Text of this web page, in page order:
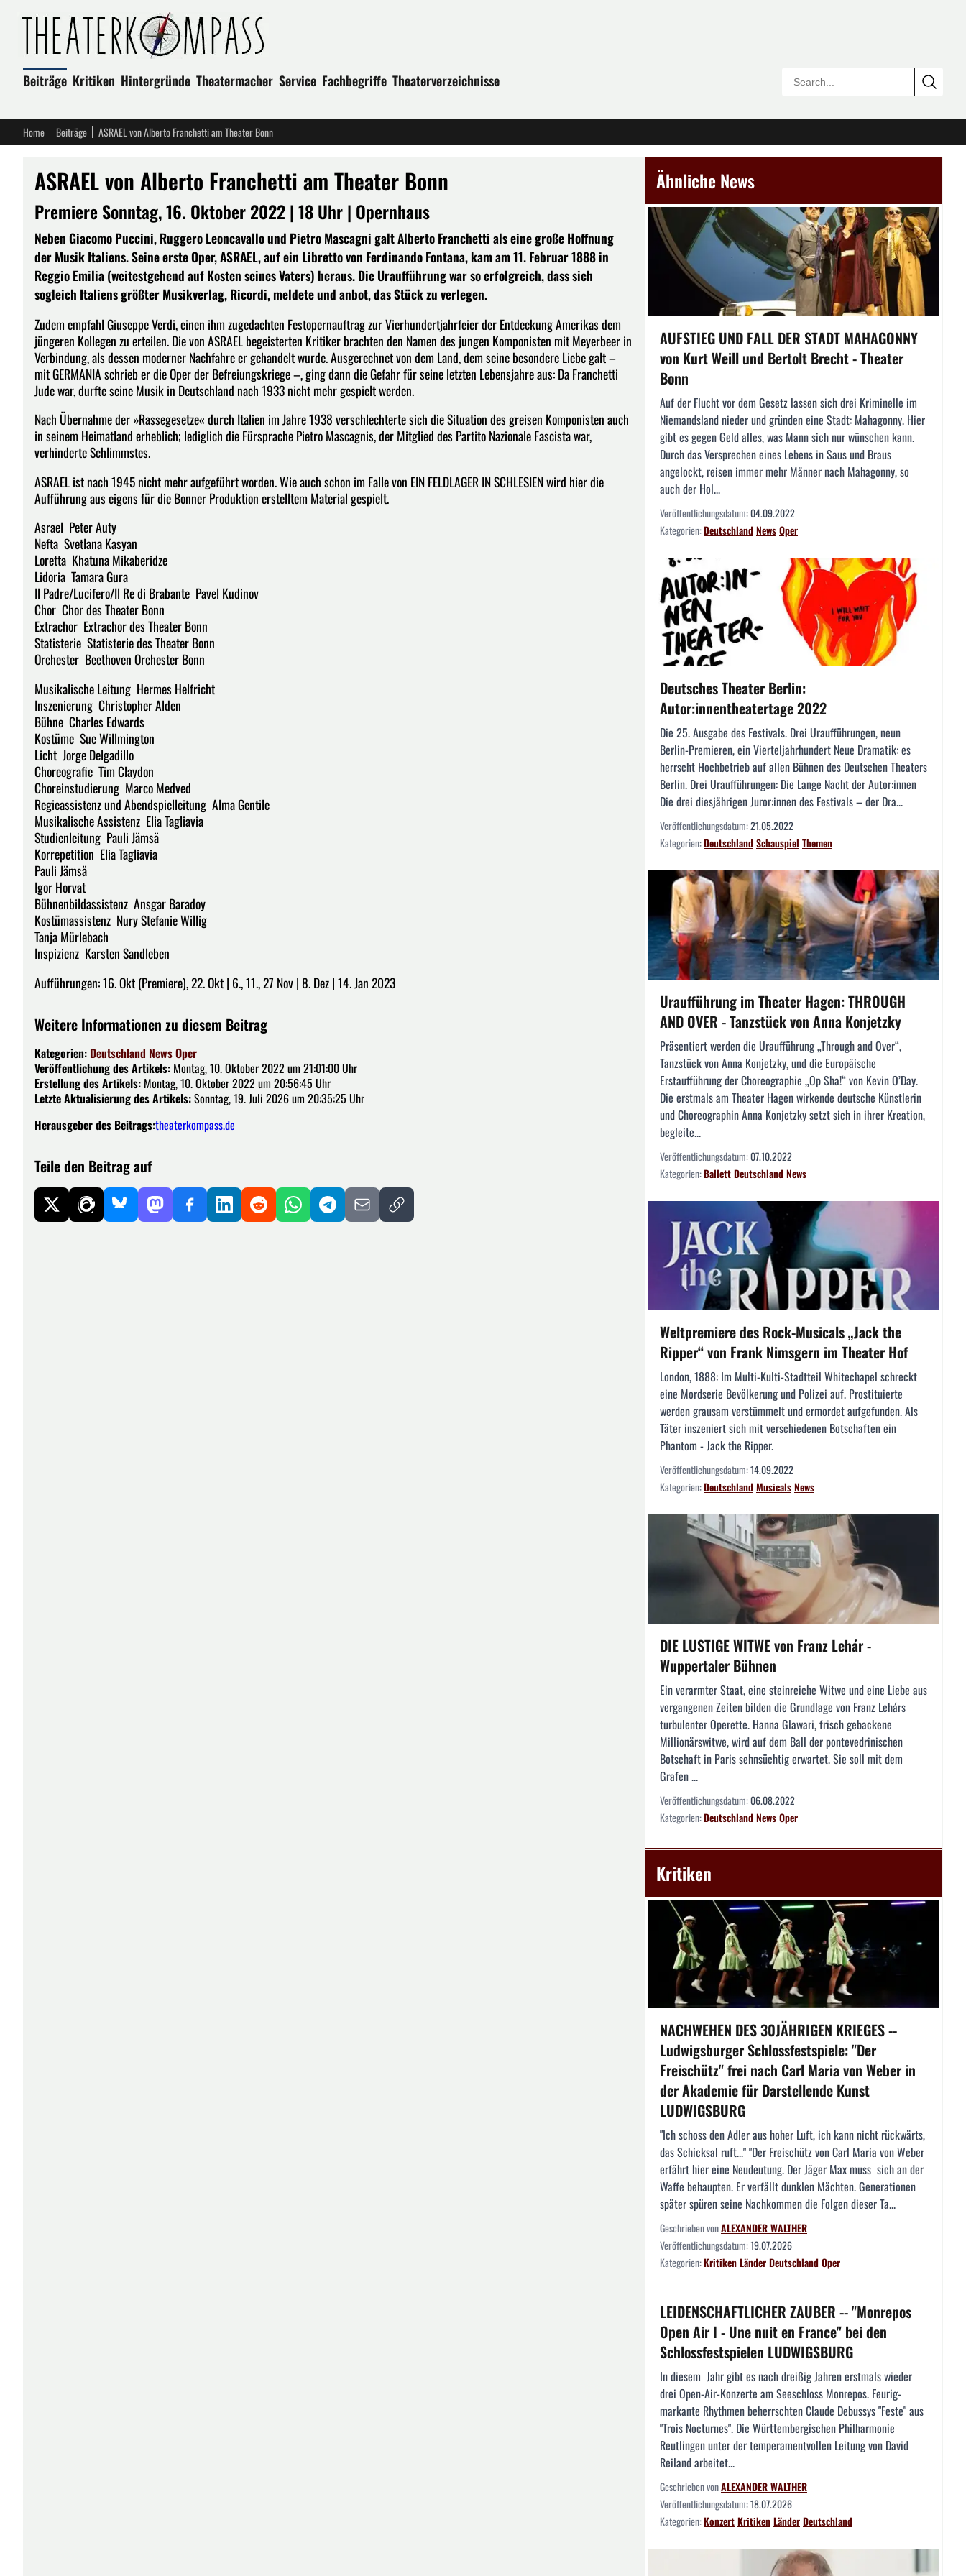
Beiträge Kritiken Hintergründe Theatermacher Service Fachbegriffe Theaterverzeichnisse
Home Beiträge ASRAEL von Alberto Franchetti am Theater Bonn
ASRAEL von Alberto Franchetti am Theater Bonn
Premiere Sonntag, 16. Oktober 2022 | 18 Uhr | Opernhaus
Neben Giacomo Puccini, Ruggero Leoncavallo und Pietro Mascagni galt Alberto Franchetti als eine große Hoffnung
der Musik Italiens. Seine erste Oper, ASRAEL, auf ein Libretto von Ferdinando Fontana, kam am 11. Februar 1888 in
Reggio Emilia (weitestgehend auf Kosten seines Vaters) heraus. Die Uraufführung war so erfolgreich, dass sich
sogleich Italiens größter Musikverlag, Ricordi, meldete und anbot, das Stück zu verlegen.
Zudem empfahl Giuseppe Verdi, einen ihm zugedachten Festopernauftrag zur Vierhundertjahrfeier der Entdeckung Amerikas dem
jüngeren Kollegen zu erteilen. Die von ASRAEL begeisterten Kritiker brachten den Namen des jungen Komponisten mit Meyerbeer in
Verbindung, als dessen moderner Nachfahre er gehandelt wurde. Ausgerechnet von dem Land, dem seine besondere Liebe galt –
mit GERMANIA schrieb er die Oper der Befreiungskriege –, ging dann die Gefahr für seine letzten Lebensjahre aus: Da Franchetti
Jude war, durfte seine Musik in Deutschland nach 1933 nicht mehr gespielt werden.
Nach Übernahme der »Rassegesetze« durch Italien im Jahre 1938 verschlechterte sich die Situation des greisen Komponisten auch
in seinem Heimatland erheblich; lediglich die Fürsprache Pietro Mascagnis, der Mitglied des Partito Nazionale Fascista war,
verhinderte Schlimmstes.
ASRAEL ist nach 1945 nicht mehr aufgeführt worden. Wie auch schon im Falle von EIN FELDLAGER IN SCHLESIEN wird hier die
Aufführung aus eigens für die Bonner Produktion erstelltem Material gespielt.
Asrael Peter Auty
Nefta Svetlana Kasyan
Loretta Khatuna Mikaberidze
Lidoria Tamara Gura
Il Padre/Lucifero/Il Re di Brabante Pavel Kudinov
Chor Chor des Theater Bonn
Extrachor Extrachor des Theater Bonn
Statisterie Statisterie des Theater Bonn
Orchester Beethoven Orchester Bonn
Musikalische Leitung Hermes Helfricht
Inszenierung Christopher Alden
Bühne Charles Edwards
Kostüme Sue Willmington
Licht Jorge Delgadillo
Choreografie Tim Claydon
Choreinstudierung Marco Medved
Regieassistenz und Abendspielleitung Alma Gentile
Musikalische Assistenz Elia Tagliavia
Studienleitung Pauli Jämsä
Korrepetition Elia Tagliavia
Pauli Jämsä
Igor Horvat
Bühnenbildassistenz Ansgar Baradoy
Kostümassistenz Nury Stefanie Willig
Tanja Mürlebach
Inspizienz Karsten Sandleben
Aufführungen: 16. Okt (Premiere), 22. Okt | 6., 11., 27 Nov | 8. Dez | 14. Jan 2023
Weitere Informationen zu diesem Beitrag
Kategorien: Deutschland NewsOper
Veröffentlichung des Artikels: Montag, 10. Oktober 2022 um 21:01:00 Uhr
Erstellung des Artikels: Montag, 10. Oktober 2022 um 20:56:45 Uhr
Letzte Aktualisierung des Artikels:Sonntag, 19. Juli 2026 um 20:35:25 Uhr
Herausgeber des Beitrags:theaterkompass.de
Teile den Beitrag auf
Ähnliche News
AUFSTIEG UND FALL DER STADT MAHAGONNY
von Kurt Weill und Bertolt Brecht - Theater
Bonn
Auf der Flucht vor dem Gesetz lassen sich drei Kriminelle im
Niemandsland nieder und gründen eine Stadt: Mahagonny. Hier
gibt es gegen Geld alles, was Mann sich nur wünschen kann.
Durch das Versprechen eines Lebens in Saus und Braus
angelockt, reisen immer mehr Männer nach Mahagonny, so
auch der Hol...
Veröffentlichungsdatum:04.09.2022
Kategorien:DeutschlandNewsOper
Deutsches Theater Berlin:
Autor:innentheatertage 2022
Die 25. Ausgabe des Festivals. Drei Uraufführungen, neun
Berlin-Premieren, ein Vierteljahrhundert Neue Dramatik: es
herrscht Hochbetrieb auf allen Bühnen des Deutschen Theaters
Berlin. Drei Uraufführungen: Die Lange Nacht der Autor:innen
Die drei diesjährigen Juror:innen des Festivals – der Dra...
Veröffentlichungsdatum:21.05.2022
Kategorien:DeutschlandSchauspiel Themen
Uraufführung im Theater Hagen: THROUGH
AND OVER - Tanzstück von Anna Konjetzky
Präsentiert werden die Uraufführung „Through and Over“,
Tanzstück von Anna Konjetzky, und die Europäische
Erstaufführung der Choreographie „Op Sha!“ von Kevin O’Day.
Die erstmals am Theater Hagen wirkende deutsche Künstlerin
und Choreographin Anna Konjetzky setzt sich in ihrer Kreation,
begleite...
Veröffentlichungsdatum:07.10.2022
Kategorien:BallettDeutschlandNews
Weltpremiere des Rock-Musicals „Jack the
Ripper“ von Frank Nimsgern im Theater Hof
London, 1888: Im Multi-Kulti-Stadtteil Whitechapel schreckt
eine Mordserie Bevölkerung und Polizei auf. Prostituierte
werden grausam verstümmelt und ermordet aufgefunden. Als
Täter inszeniert sich mit verschiedenen Botschaften ein
Phantom - Jack the Ripper.
Veröffentlichungsdatum:14.09.2022
Kategorien:DeutschlandMusicalsNews
DIE LUSTIGE WITWE von Franz Lehár -
Wuppertaler Bühnen
Ein verarmter Staat, eine steinreiche Witwe und eine Liebe aus
vergangenen Zeiten bilden die Grundlage von Franz Lehárs
turbulenter Operette. Hanna Glawari, frisch gebackene
Millionärswitwe, wird auf dem Ball der pontevedrinischen
Botschaft in Paris sehnsüchtig erwartet. Sie soll mit dem
Grafen ...
Veröffentlichungsdatum:06.08.2022
Kategorien:DeutschlandNewsOper
Kritiken
NACHWEHEN DES 30JÄHRIGEN KRIEGES --
Ludwigsburger Schlossfestspiele: "Der
Freischütz" frei nach Carl Maria von Weber in
der Akademie für Darstellende Kunst
LUDWIGSBURG
"Ich schoss den Adler aus hoher Luft, ich kann nicht rückwärts,
das Schicksal ruft..." "Der Freischütz von Carl Maria von Weber
erfährt hier eine Neudeutung. Der Jäger Max muss sich an der
Waffe behaupten. Er verfällt dunklen Mächten. Generationen
später spüren seine Nachkommen die Folgen dieser Ta...
Geschrieben vonALEXANDER WALTHER
Veröffentlichungsdatum:19.07.2026
Kategorien:KritikenLänderDeutschlandOper
LEIDENSCHAFTLICHER ZAUBER -- "Monrepos
Open Air I - Une nuit en France" bei den
Schlossfestspielen LUDWIGSBURG
In diesem Jahr gibt es nach dreißig Jahren erstmals wieder
drei Open-Air-Konzerte am Seeschloss Monrepos. Feurig-
markante Rhythmen beherrschten Claude Debussys "Feste" aus
"Trois Nocturnes". Die Württembergischen Philharmonie
Reutlingen unter der temperamentvollen Leitung von David
Reiland arbeitet...
Geschrieben vonALEXANDER WALTHER
Veröffentlichungsdatum:18.07.2026
Kategorien:KonzertKritikenLänderDeutschland